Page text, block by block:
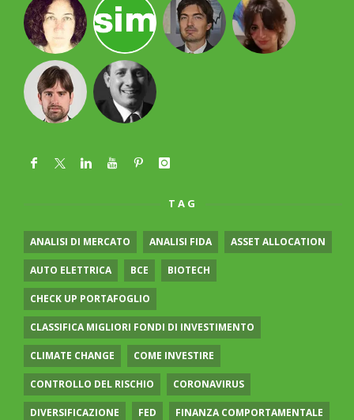
TAG
ANALISI DI MERCATO ANALISI FIDA ASSET ALLOCATION
AUTO ELETTRICA BCE BIOTECH
CHECK UP PORTAFOGLIO
CLASSIFICA MIGLIORI FONDI DI INVESTIMENTO
CLIMATE CHANGE COME INVESTIRE
CONTROLLO DEL RISCHIO CORONAVIRUS
DIVERSIFICAZIONE FED FINANZA COMPORTAMENTALE